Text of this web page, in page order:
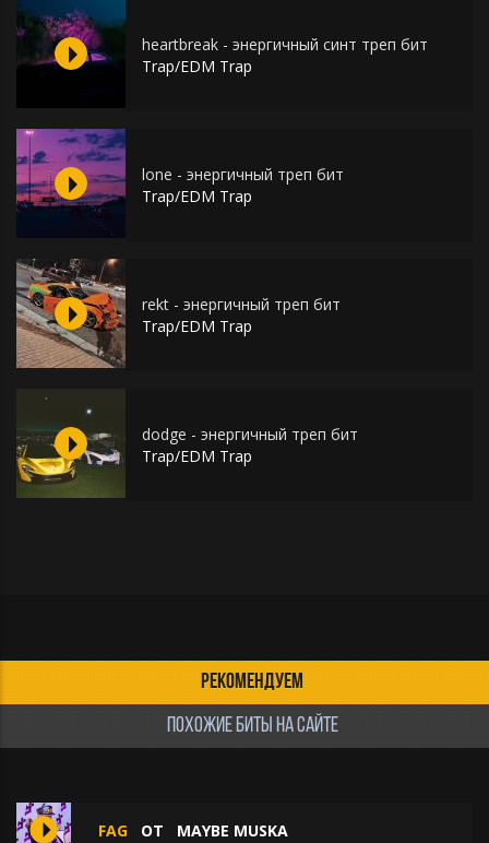
heartbreak - энергичный синт треп бит
Trap/EDM Trap
lone - энергичный треп бит
Trap/EDM Trap
rekt - энергичный треп бит
Trap/EDM Trap
dodge - энергичный треп бит
Trap/EDM Trap
РЕКОМЕНДУЕМ
ПОХОЖИЕ БИТЫ НА САЙТЕ
FAG ОТ MAYBE MUSKA